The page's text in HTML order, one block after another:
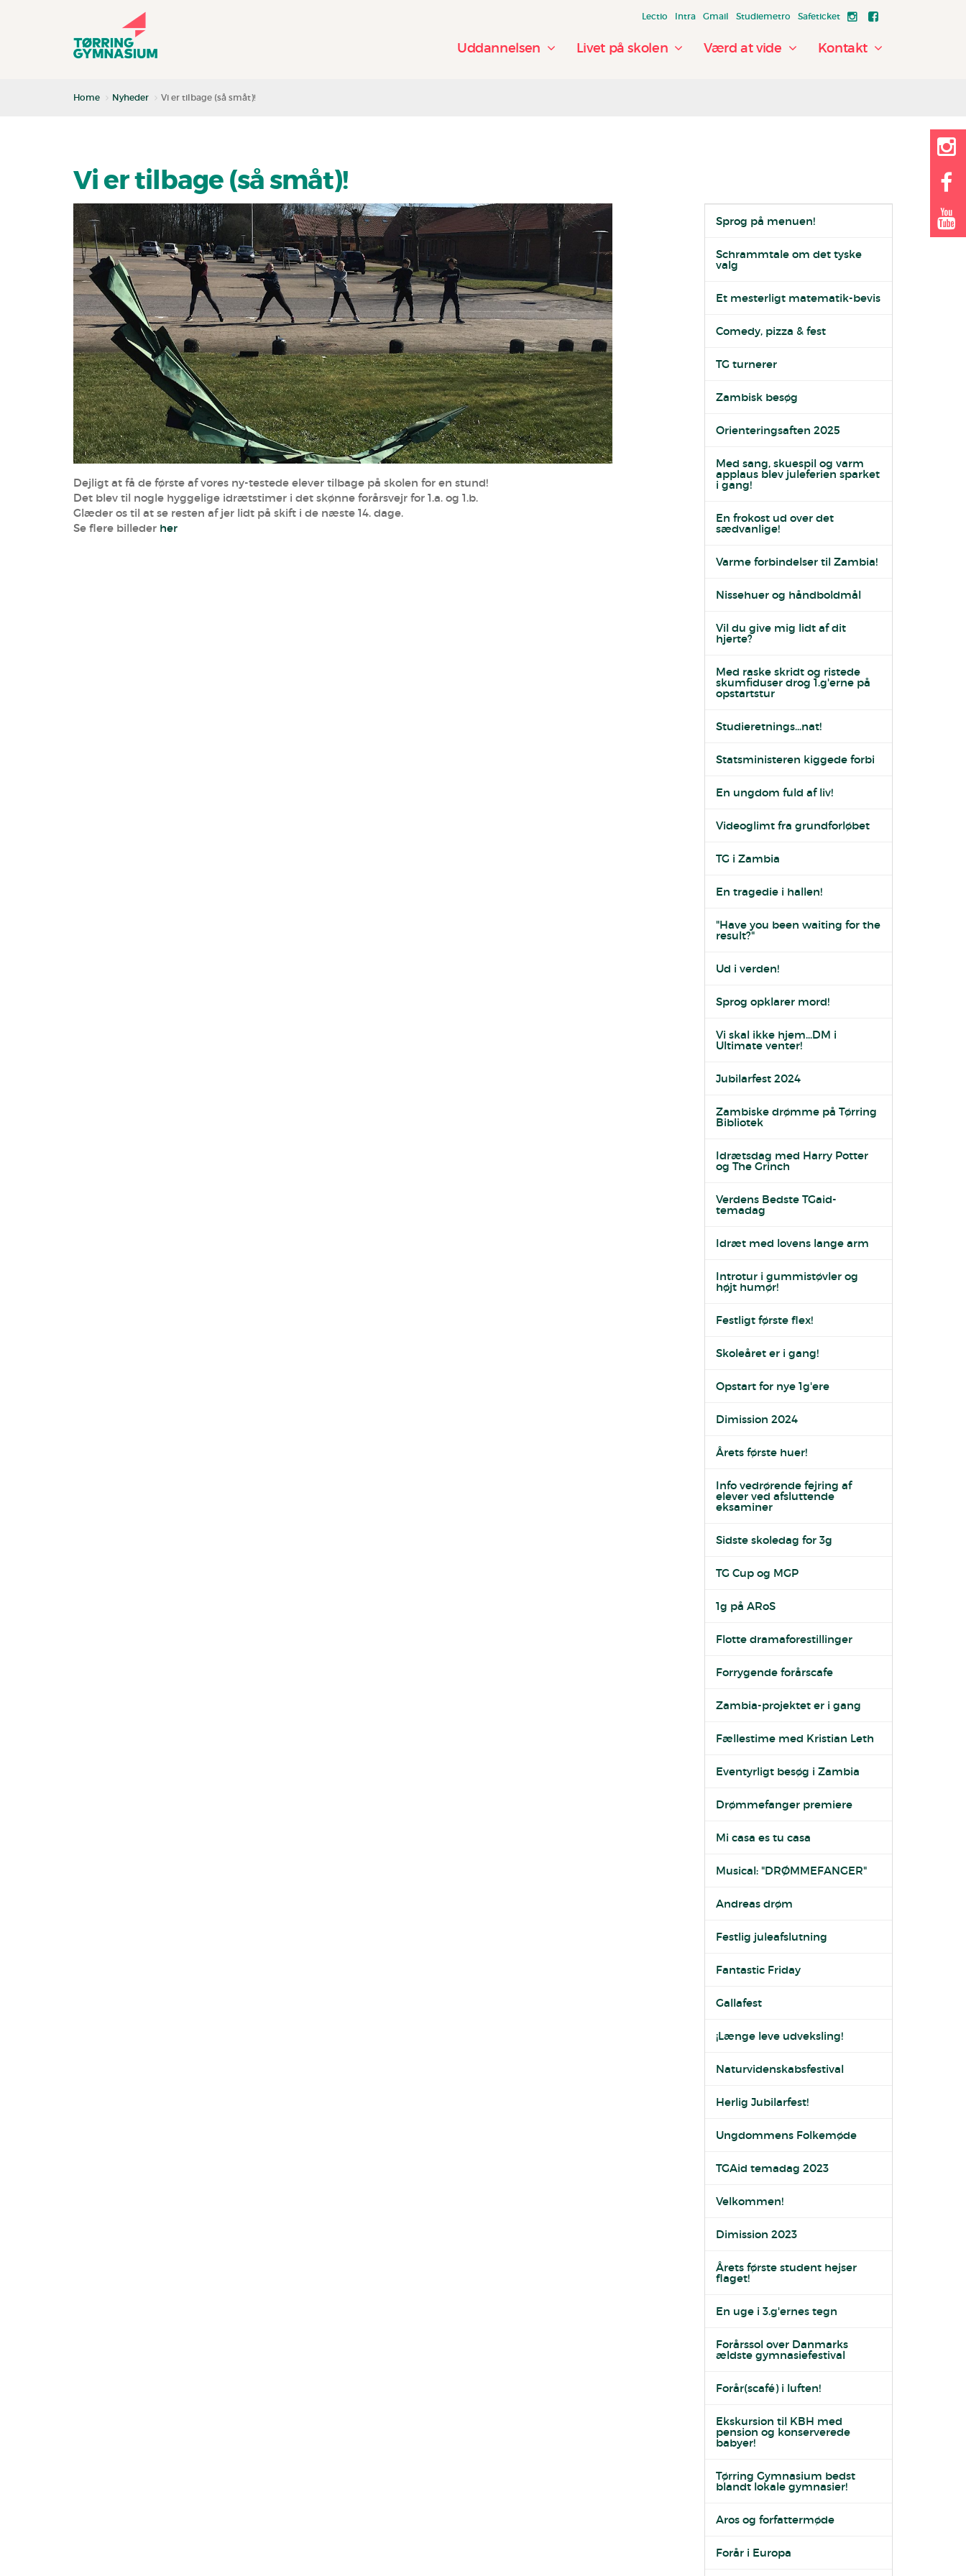
Uddannelsen Livet på skolen Værd at vide Kontakt
Lectio Intra Gmail Studiemetro Safeticket
Home Nyheder Vi er tilbage (så småt)!
Vi er tilbage (så småt)!
Dejligt at få de første af vores ny-testede elever tilbage på skolen for en stund!
Det blev til nogle hyggelige idrætstimer i det skønne forårsvejr for 1.a. og 1.b.
Glæder os til at se resten af jer lidt på skift i de næste 14. dage.
Se flere billeder her
Sprog på menuen!
Schrammtale om det tyske
valg
Et mesterligt matematik-bevis
Comedy, pizza & fest
TG turnerer
Zambisk besøg
Orienteringsaften 2025
Med sang, skuespil og varm
applaus blev juleferien sparket
i gang!
En frokost ud over det
sædvanlige!
Varme forbindelser til Zambia!
Nissehuer og håndboldmål
Vil du give mig lidt af dit
hjerte?
Med raske skridt og ristede
skumfiduser drog 1.g'erne på
opstartstur
Studieretnings...nat!
Statsministeren kiggede forbi
En ungdom fuld af liv!
Videoglimt fra grundforløbet
TG i Zambia
En tragedie i hallen!
"Have you been waiting for the
result?"
Ud i verden!
Sprog opklarer mord!
Vi skal ikke hjem...DM i
Ultimate venter!
Jubilarfest 2024
Zambiske drømme på Tørring
Bibliotek
Idrætsdag med Harry Potter
og The Grinch
Verdens Bedste TGaid-
temadag
Idræt med lovens lange arm
Introtur i gummistøvler og
højt humør!
Festligt første flex!
Skoleåret er i gang!
Opstart for nye 1g'ere
Dimission 2024
Årets første huer!
Info vedrørende fejring af
elever ved afsluttende
eksaminer
Sidste skoledag for 3g
TG Cup og MGP
1g på ARoS
Flotte dramaforestillinger
Forrygende forårscafe
Zambia-projektet er i gang
Fællestime med Kristian Leth
Eventyrligt besøg i Zambia
Drømmefanger premiere
Mi casa es tu casa
Musical: "DRØMMEFANGER"
Andreas drøm
Festlig juleafslutning
Fantastic Friday
Gallafest
¡Længe leve udveksling!
Naturvidenskabsfestival
Herlig Jubilarfest!
Ungdommens Folkemøde
TGAid temadag 2023
Velkommen!
Dimission 2023
Årets første student hejser
flaget!
En uge i 3.g'ernes tegn
Forårssol over Danmarks
ældste gymnasiefestival
Forår(scafé) i luften!
Ekskursion til KBH med
pension og konserverede
babyer!
Tørring Gymnasium bedst
blandt lokale gymnasier!
Aros og forfattermøde
Forår i Europa